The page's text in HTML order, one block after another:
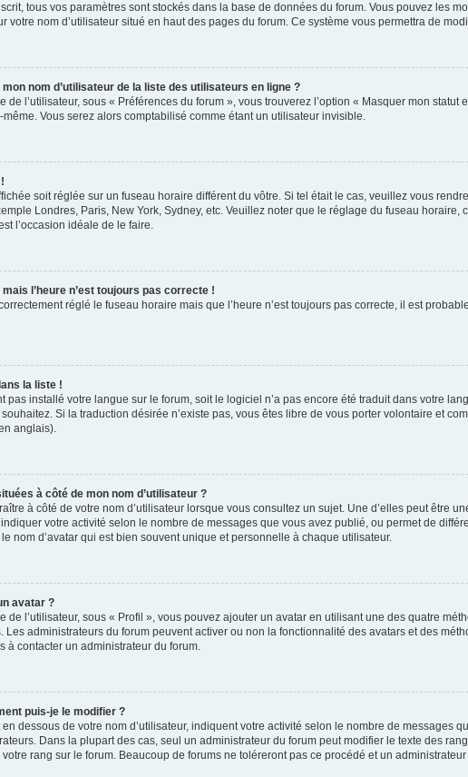
tous vos paramètres sont stockés dans la base de données du forum. Vous pouvez les
votre nom d’utilisateur situé en haut des pages du forum. Ce système vous permettra de
nom d’utilisateur de la liste des utilisateurs en ligne ?
de l’utilisateur, sous « Préférences du forum », vous trouverez l’option « Masquer mon
Vous serez alors comptabilisé comme étant un utilisateur invisible.
soit réglée sur un fuseau horaire différent du vôtre. Si tel était le cas, veuillez vous
Londres, Paris, New York, Sydney, etc. Veuillez noter que le réglage du fuseau horaire,
l’occasion idéale de le faire.
l’heure n’est toujours pas correcte !
réglé le fuseau horaire mais que l’heure n’est toujours pas correcte, il est
la liste !
pas installé votre langue sur le forum, soit le logiciel n’a pas encore été traduit dans votre
Si la traduction désirée n’existe pas, vous êtes libre de vous porter volontaire et
anglais).
à côté de mon nom d’utilisateur ?
à côté de votre nom d’utilisateur lorsque vous consultez un sujet. Une d’elles peut être
votre activité selon le nombre de messages que vous avez publié, ou permet de
nom d’avatar qui est bien souvent unique et personnelle à chaque utilisateur.
avatar ?
de l’utilisateur, sous « Profil », vous pouvez ajouter un avatar en utilisant une des quatre
Les administrateurs du forum peuvent activer ou non la fonctionnalité des avatars et des
à contacter un administrateur du forum.
puis-je le modifier ?
dessous de votre nom d’utilisateur, indiquent votre activité selon le nombre de messages
Dans la plupart des cas, seul un administrateur du forum peut modifier le texte des
rang sur le forum. Beaucoup de forums ne toléreront pas ce procédé et un